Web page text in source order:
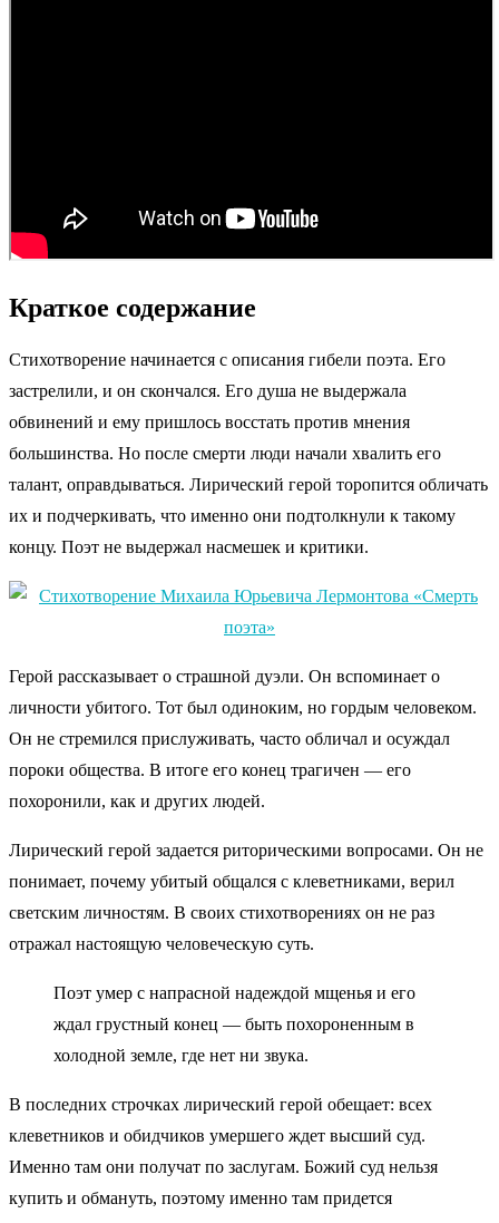
Краткое содержание
Стихотворение начинается с описания гибели поэта. Его
застрелили, и он скончался. Его душа не выдержала
обвинений и ему пришлось восстать против мнения
большинства. Но после смерти люди начали хвалить его
талант, оправдываться. Лирический герой торопится обличать
их и подчеркивать, что именно они подтолкнули к такому
концу. Поэт не выдержал насмешек и критики.
Герой рассказывает о страшной дуэли. Он вспоминает о
личности убитого. Тот был одиноким, но гордым человеком.
Он не стремился прислуживать, часто обличал и осуждал
пороки общества. В итоге его конец трагичен — его
похоронили, как и других людей.
Лирический герой задается риторическими вопросами. Он не
понимает, почему убитый общался с клеветниками, верил
светским личностям. В своих стихотворениях он не раз
отражал настоящую человеческую суть.
Поэт умер с напрасной надеждой мщенья и его
ждал грустный конец — быть похороненным в
холодной земле, где нет ни звука.
В последних строчках лирический герой обещает: всех
клеветников и обидчиков умершего ждет высший суд.
Именно там они получат по заслугам. Божий суд нельзя
купить и обмануть, поэтому именно там придется